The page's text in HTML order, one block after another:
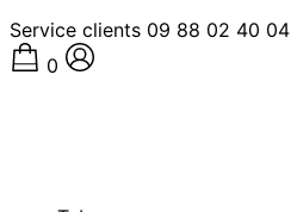
Service clients 09 88 02 40 04
0